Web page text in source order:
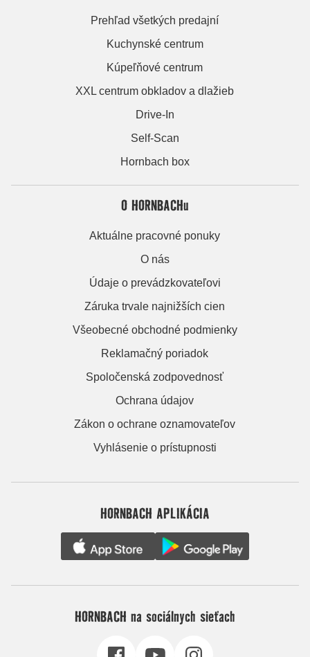
Prehľad všetkých predajní
Kuchynské centrum
Kúpeľňové centrum
XXL centrum obkladov a dlažieb
Drive-In
Self-Scan
Hornbach box
O HORNBACHu
Aktuálne pracovné ponuky
O nás
Údaje o prevádzkovateľovi
Záruka trvale najnižších cien
Všeobecné obchodné podmienky
Reklamačný poriadok
Spoločenská zodpovednosť
Ochrana údajov
Zákon o ochrane oznamovateľov
Vyhlásenie o prístupnosti
HORNBACH APLIKÁCIA
HORNBACH na sociálnych sieťach